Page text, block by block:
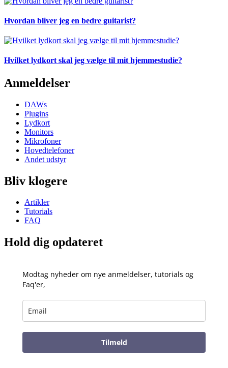
Hvordan bliver jeg en bedre guitarist?
Hvilket lydkort skal jeg vælge til mit hjemmestudie?
Anmeldelser
DAWs
Plugins
Lydkort
Monitors
Mikrofoner
Hovedtelefoner
Andet udstyr
Bliv klogere
Artikler
Tutorials
FAQ
Hold dig opdateret
Modtag nyheder om nye anmeldelser, tutorials og
Faq'er,
Tilmeld